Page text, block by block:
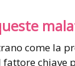
come la
chiave